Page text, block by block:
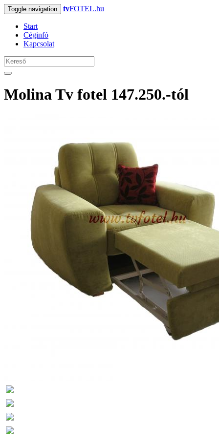
Toggle navigation tvFOTEL.hu
Start
Céginfó
Kapcsolat
Molina Tv fotel 147.250.-tól